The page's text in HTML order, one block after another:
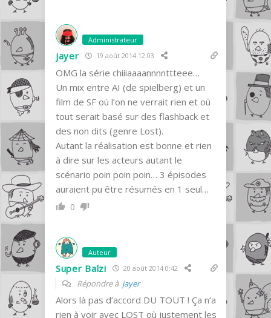
Administrateur
jayer 19 août 2014 12:03
OMG la série chiiiaaaannnnttteee…
Un mix entre AI (de spielberg) et un
film de SF où l’on ne verrait rien et où
tout serait basé sur des flashback et
des non dits (genre Lost).
Autant la réalisation est bonne et rien
à dire sur les acteurs autant le
scénario poin poin poin… 3 épisodes
auraient pu être résumés en 1 seul…
0
Auteur
Super Balzi 20 août 2014 0:42
Répondre à jayer
Alors là pas d’accord DU TOUT ! Ça n’a
rien à voir avec LOST où justement les